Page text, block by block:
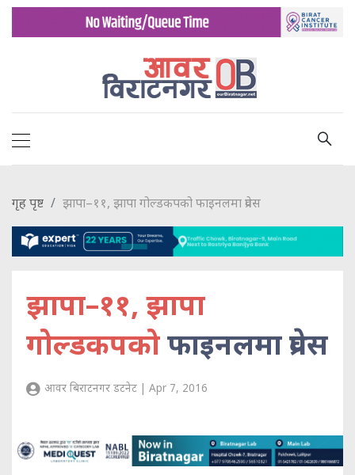
गृह पृष्ट झापा–११, झापा गोल्डकपको फाइनलमा प्रवेस
झापा–११, झापा
गोल्डकपकोफाइनलमा प्रवेस
आवर बिराटनगर डटनेट | Apr 7, 2016